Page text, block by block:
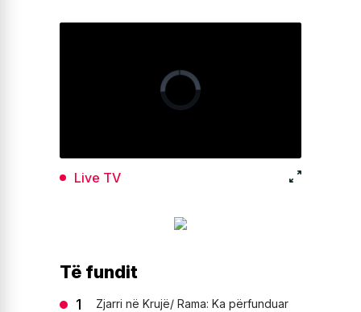
Live TV
Të fundit
Zjarri në Krujë/ Rama: Ka përfunduar